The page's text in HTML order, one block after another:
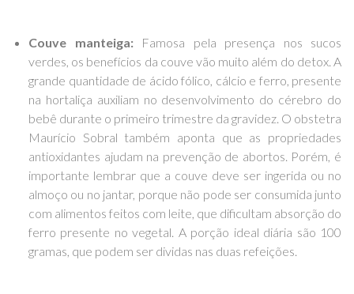
Couve manteiga:
Famosa pela presença nos sucos
verdes, os benefícios da couve vão muito além do detox. A
grande quantidade de ácido fólico, cálcio e ferro, presente
na hortaliça auxiliam no desenvolvimento do cérebro do
bebê durante o primeiro trimestre da gravidez. O obstetra
Maurício Sobral também aponta que as propriedades
antioxidantes ajudam na prevenção de abortos. Porém, é
importante lembrar que a couve deve ser ingerida ou no
almoço ou no jantar, porque não pode ser consumida junto
com alimentos feitos com leite, que dificultam absorção do
ferro presente no vegetal. A porção ideal diária são 100
gramas, que podem ser dividas nas duas refeições.